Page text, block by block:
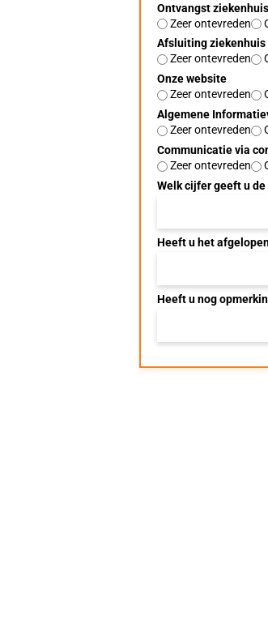
Ontvangst ziekenhuis
Zeer ontevreden
Afsluiting ziekenhuis
Zeer ontevreden
Onze website
Zeer ontevreden
Algemene
Zeer ontevreden
Communicatie via
Zeer ontevreden
Welk cijfer geeft u de
Heeft u het
Heeft u nog